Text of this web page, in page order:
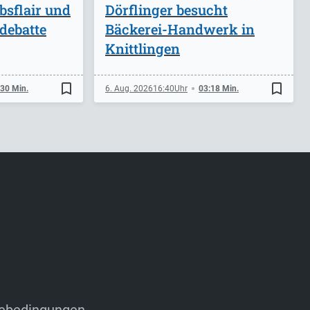
und
Min. bookmark_border
Dörflinger besucht
Bäckerei-Handwerk in
Knittlingen
6. Aug. 202616:40 03:18 Min. bookmark_border